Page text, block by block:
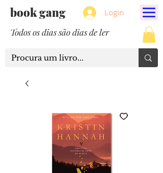
Login
book gang
Todos os dias são dias de ler